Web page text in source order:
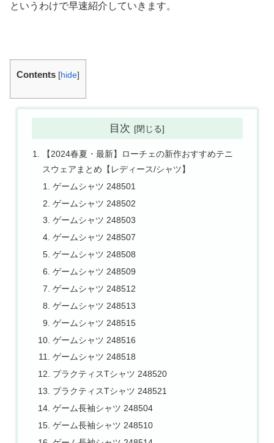
というわけで早速紹介していきます。
Contents [hide]
目次
【2024春夏・最新】ローチェの新作おすすめテニ
スウェアまとめ【レディース/シャツ】
ゲームシャツ 248501
ゲームシャツ 248502
ゲームシャツ 248503
ゲームシャツ 248507
ゲームシャツ 248508
ゲームシャツ 248509
ゲームシャツ 248512
ゲームシャツ 248513
ゲームシャツ 248515
ゲームシャツ 248516
ゲームシャツ 248518
プラクティスTシャツ 248520
プラクティスTシャツ 248521
ゲーム長袖シャツ 248504
ゲーム長袖シャツ 248510